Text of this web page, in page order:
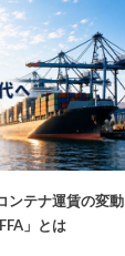
ンテナ運賃の変動
」とは